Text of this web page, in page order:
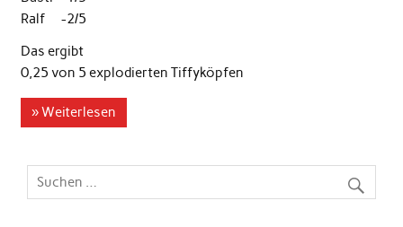
Ralf -2/5
Das ergibt
0,25 von 5 explodierten Tiffyköpfen
» Weiterlesen